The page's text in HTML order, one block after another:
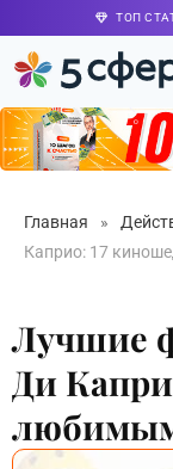
ТОП
Главная »
Каприо: 17
Лучшие
Ди